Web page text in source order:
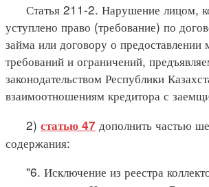
Статья 211-2. Нарушение лицом,
уступлено право (требование) по
займа или договору о предоставлении
требований и ограничений,
законодательством Республики
взаимоотношениям кредитора с
2) статью 47 дополнить частью
содержания:
"6. Исключение из реестра